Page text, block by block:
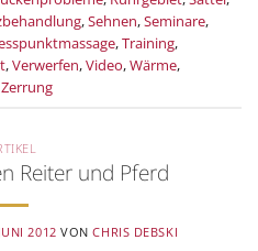
,Sehnen,Seminare,
,Training,
,Verwerfen,Video,Wärme,
Zerrung
Reiter und Pferd
2012 VONCHRIS DEBSKI